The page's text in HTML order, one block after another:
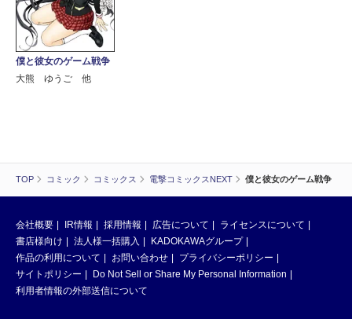
TOP コミック コミックス 電撃コミックスNEXT 僕と彼女のゲーム戦争
僕と彼女のゲーム戦争
大熊 ゆうご 他
会社概要 IR情報 採用情報 広告について
ライセンスについて
書店様向け
法人様一括購入
KADOKAWAグループ
作品の利用について
お問い合わせ
プライバシーポリシー
サイトポリシー
Do Not Sell or Share My Personal Information
利用者情報の外部送信について